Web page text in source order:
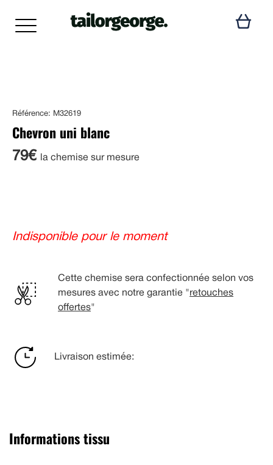
Référence: M32619
Chevron uni blanc
79€ la chemise sur mesure
Indisponible pour le moment
Cette chemise sera confectionnée selon vos
mesures avec notre garantie " retouches
offertes"
Livraison estimée:
Informations tissu